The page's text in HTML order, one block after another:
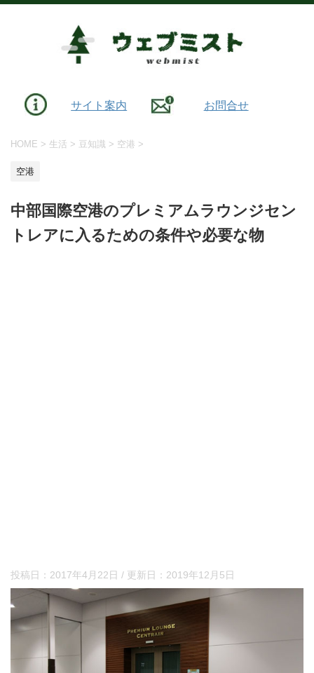
サイト案内 お問合せ
HOME > 生活 > 豆知識 > 空港 >
空港
中部国際空港のプレミアムラウンジセン
トレアに入るための条件や必要な物
投稿日： 2017年4月22日 / 更新日： 2019年12月5日